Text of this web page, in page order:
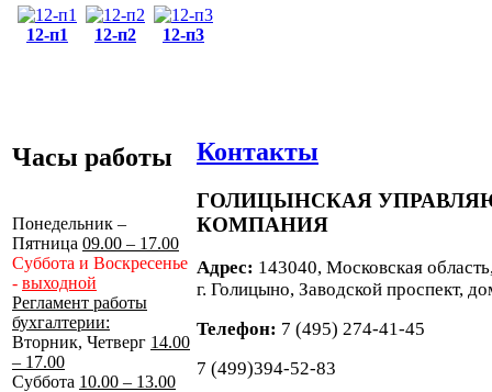
12-п1 12-п2 12-п3
Часы работы
Понедельник –
Пятница 09.00 – 17.00
Суббота и Воскресенье
- выходной
Регламент работы
бухгалтерии:
Вторник, Четверг 14.00
– 17.00
Суббота 10.00 – 13.00
Контакты
ГОЛИЦЫНСКАЯ
КОМПАНИЯ
Адрес: 143040, Московская
г. Голицыно, Заводской проспект,
Телефон: 7 (495) 274-41-45
7 (499)394-52-83